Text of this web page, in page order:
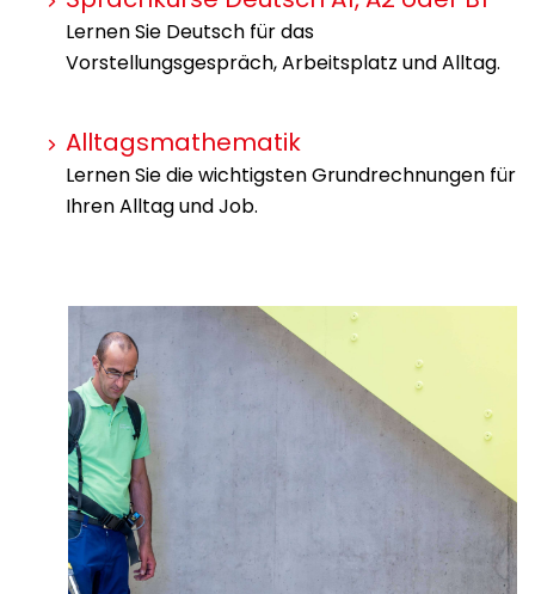
Lernen Sie Deutsch für das
Vorstellungsgespräch, Arbeitsplatz und Alltag.
Alltagsmathematik
Lernen Sie die wichtigsten Grundrechnungen für
Ihren Alltag und Job.